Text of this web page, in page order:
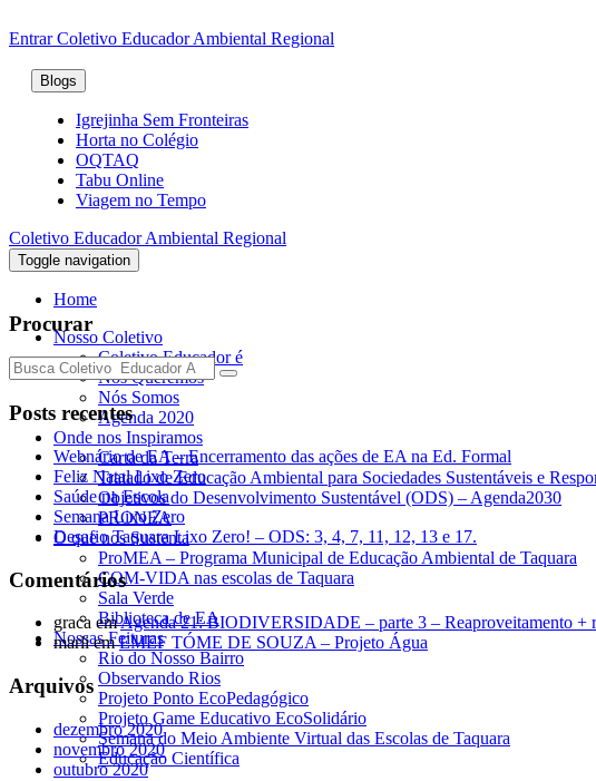
EntrarColetivo Educador Ambiental Regional
Blogs
Igrejinha Sem Fronteiras
Horta no Colégio
OQTAQ
Tabu Online
Viagem no Tempo
Coletivo Educador Ambiental Regional
Toggle navigation
Home
Nosso Coletivo
Coletivo Educador é
Nós Queremos
Nós Somos
Agenda 2020
Onde nos Inspiramos
Carta da Terra
Tratado de Educação Ambiental para Sociedades Sustentáveis e
Objetivos do Desenvolvimento Sustentável (ODS) – Agenda2030
PRONEA
O que nos Sustenta
ProMEA – Programa Municipal de Educação Ambiental de Taquara
COM-VIDA nas escolas de Taquara
Sala Verde
Biblioteca de EA
Nossas Feituras
Rio do Nosso Bairro
Observando Rios
Projeto Ponto EcoPedagógico
Projeto Game Educativo EcoSolidário
Semana do Meio Ambiente Virtual das Escolas de Taquara
Educação Científica
Procurar
Posts recentes
Webnário de EA – Encerramento das ações de EA na Ed. Formal
Feliz Natal Lixo Zero
Saúde na Escola
Semana Lixo Zero
Desafio Taquara Lixo Zero! – ODS: 3, 4, 7, 11, 12, 13 e 17.
Comentários
graca emAgenda 21: BIODIVERSIDADE – parte 3 – Reaproveitamento +
marliemEMEF TÓME DE SOUZA – Projeto Água
Arquivos
dezembro 2020
novembro 2020
outubro 2020